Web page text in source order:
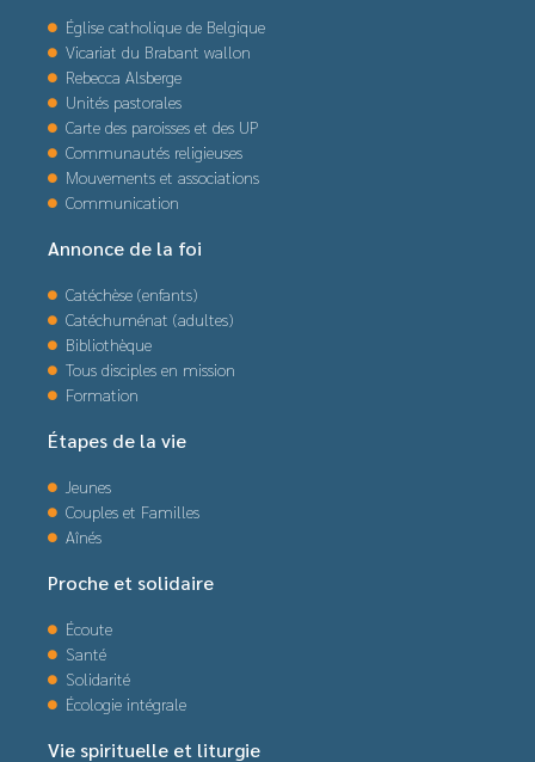
Église catholique de Belgique
Vicariat du Brabant wallon
Rebecca Alsberge
Unités pastorales
Carte des paroisses et des UP
Communautés religieuses
Mouvements et associations
Communication
Annonce de la foi
Catéchèse (enfants)
Catéchuménat (adultes)
Bibliothèque
Tous disciples en mission
Formation
Étapes de la vie
Jeunes
Couples et Familles
Aînés
Proche et solidaire
Écoute
Santé
Solidarité
Écologie intégrale
Vie spirituelle et liturgie